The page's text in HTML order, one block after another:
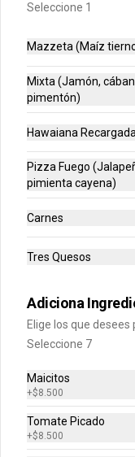
-36%
Seleccione 1
Mazzeta (Maíz
Mixta (Jamón,
pimentón)
Hawaiana
Pizza Fuego
pimienta cayena)
Carnes
Tres Quesos
Adiciona
Elige los que desees
Seleccione 7
Maicitos
+$8.500
Tomate Picado
+$8.500